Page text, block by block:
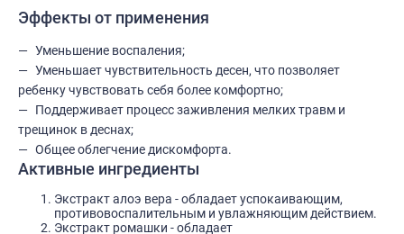
Эффекты от применения
Уменьшение воспаления;
Уменьшает чувствительность десен, что позволяет
ребенку чувствовать себя более комфортно;
Поддерживает процесс заживления мелких травм и
трещинок в деснах;
Общее облегчение дискомфорта.
Активные ингредиенты
Экстракт алоэ вера - обладает успокаивающим,
противовоспалительным и увлажняющим действием.
Экстракт ромашки - обладает